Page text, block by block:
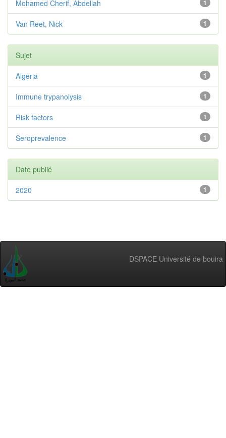
1
Mohamed Cherif, Abdellah
1
Van Reet, Nick
Sujet
1
Algeria
1
Immune trypanolysis
1
Risk factors
1
Seroprevalence
Date publié
1
2020
DSPACE Université de bouira